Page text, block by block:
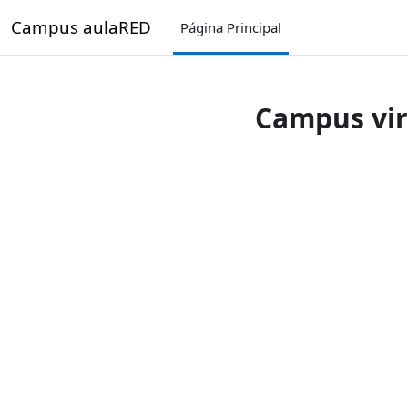
Campus aulaRED Página Principal
Campus